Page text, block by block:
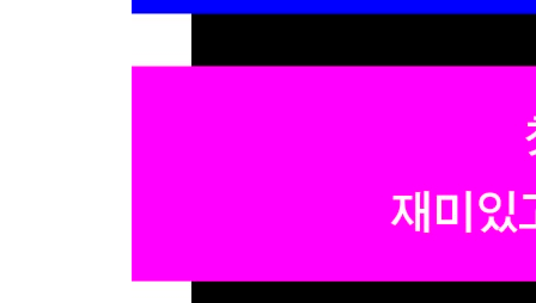
신혜영
단단한 경영 마인드로 무장한ㆍ241
골든래빗 ─ 『Tucker의 Go 언어 프로그래밍』